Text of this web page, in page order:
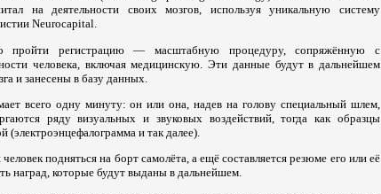
на деятельности своих мозгов, используя уникальную систему
Neurocapital.
пройти регистрацию — масштабную процедуру, сопряжённую с
человека, включая медицинскую. Эти данные будут в дальнейшем
и занесены в базу данных.
всего одну минуту: он или она, надев на голову специальный шлем,
ряду визуальных и звуковых воздействий, тогда как образцы
(электроэнцефалограмма и так далее).
подняться на борт самолёта, а ещё составляется резюме его или её
наград, которые будут выданы в дальнейшем.